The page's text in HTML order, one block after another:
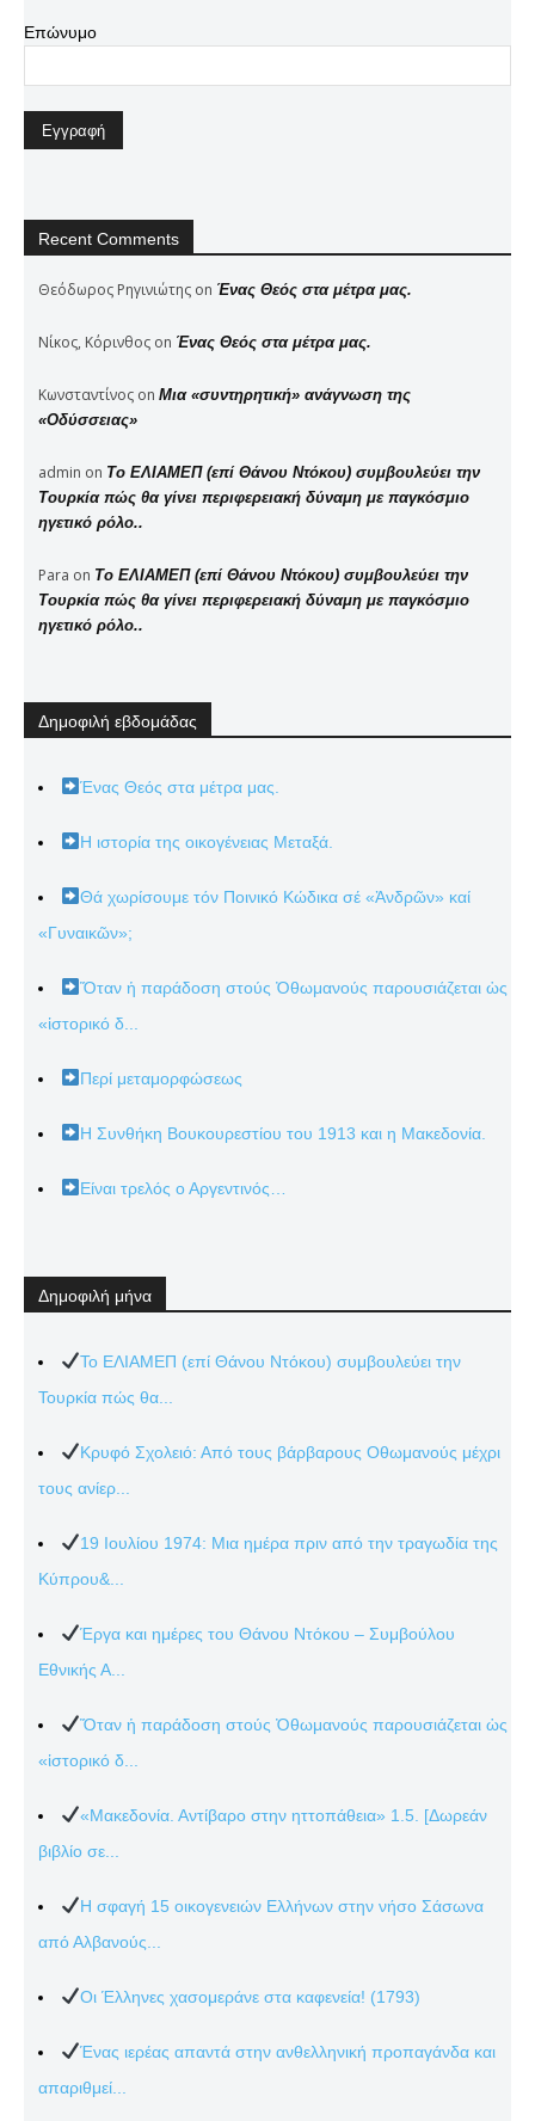
Επώνυμο
Recent Comments
Θεόδωρος Ρηγινιώτης on Ένας Θεός στα μέτρα μας.
Νίκος, Κόρινθος on Ένας Θεός στα μέτρα μας.
Κωνσταντίνος on Μια «συντηρητική» ανάγνωση της
«Οδύσσειας»
admin on Το ΕΛΙΑΜΕΠ (επί Θάνου Ντόκου) συμβουλεύει την
Τουρκία πώς θα γίνει περιφερειακή δύναμη με παγκόσμιο
ηγετικό ρόλο..
Para on Το ΕΛΙΑΜΕΠ (επί Θάνου Ντόκου) συμβουλεύει την
Τουρκία πώς θα γίνει περιφερειακή δύναμη με παγκόσμιο
ηγετικό ρόλο..
Δημοφιλή εβδομάδας
Ένας Θεός στα μέτρα μας.
Η ιστορία της οικογένειας Μεταξά.
Θά χωρίσουμε τόν Ποινικό Κώδικα σέ «Ἀνδρῶν» καί
«Γυναικῶν»;
Ὅταν ἡ παράδοση στούς Ὀθωμανούς παρουσιάζεται ὡς
«ἱστορικό δ...
Περί μεταμορφώσεως
Η Συνθήκη Βουκουρεστίου του 1913 και η Μακεδονία.
Είναι τρελός ο Αργεντινός…
Δημοφιλή μήνα
Το ΕΛΙΑΜΕΠ (επί Θάνου Ντόκου) συμβουλεύει την
Τουρκία πώς θα...
Κρυφό Σχολειό: Από τους βάρβαρους Οθωμανούς μέχρι
τους ανίερ...
19 Ιουλίου 1974: Μια ημέρα πριν από την τραγωδία της
Κύπρου&...
Έργα και ημέρες του Θάνου Ντόκου – Συμβούλου
Εθνικής Α...
Ὅταν ἡ παράδοση στούς Ὀθωμανούς παρουσιάζεται ὡς
«ἱστορικό δ...
«Μακεδονία. Αντίβαρο στην ηττοπάθεια» 1.5. [Δωρεάν
βιβλίο σε...
Η σφαγή 15 οικογενειών Ελλήνων στην νήσο Σάσωνα
από Αλβανούς...
Οι Έλληνες χασομεράνε στα καφενεία! (1793)
Ένας ιερέας απαντά στην ανθελληνική προπαγάνδα και
απαριθμεί...